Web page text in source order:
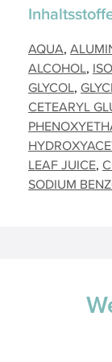
AQUA
ALCOHOL
GLYCOL
CETEARYL
LEAF JUICE
SODIUM